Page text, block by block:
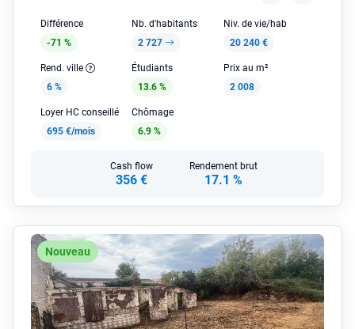
Différence
-71 %
Nb. d'habitants
2 727
Niv. de vie/hab
20 240 €
Rend. ville
6 %
Étudiants
13.6 %
Prix au m²
2 008
Loyer HC conseillé
695 €/mois
Chômage
6.9 %
Cash flow
356 €
Rendement brut
17.1 %
Nouveau